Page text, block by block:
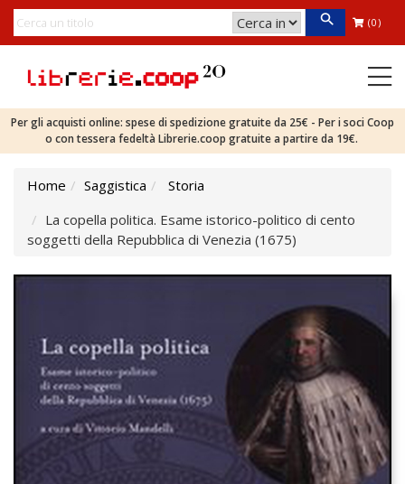
(0)
Per gli acquisti online: spese di spedizione gratuite da 25€ - Per i soci Coop
o con tessera fedeltà Librerie.coop gratuite a partire da 19€.
Home Saggistica
Storia
La copella politica. Esame istorico-politico di cento
soggetti della Repubblica di Venezia (1675)